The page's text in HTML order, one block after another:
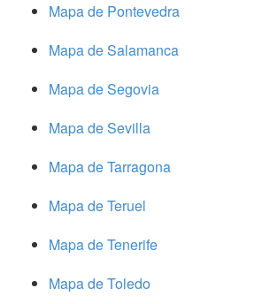
Mapa de Pontevedra
Mapa de Salamanca
Mapa de Segovia
Mapa de Sevilla
Mapa de Tarragona
Mapa de Teruel
Mapa de Tenerife
Mapa de Toledo